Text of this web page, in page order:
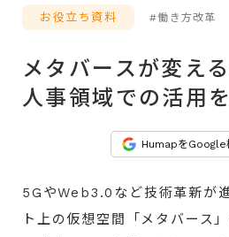
お役立ち資料 #働き方改革
メタバースが変え
人事領域での活用
HumapをGoogle
5GやWeb3.0など技術革新が
ト上の仮想空間「メタバース